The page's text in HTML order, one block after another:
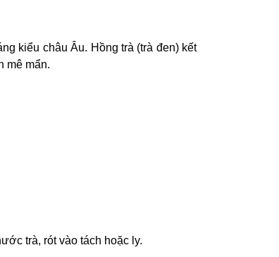
kiểu châu Âu. Hồng trà (trà đen) kết
mê mẩn.
trà, rót vào tách hoặc ly.